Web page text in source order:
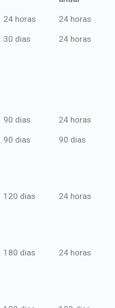
*Pagamento
mensal*
*Pagamento
de crédito
24 horas 24 horas
30 dias 24 horas
90 dias 24 horas
90 dias 90 dias
120 dias 24 horas
180 dias 24 horas